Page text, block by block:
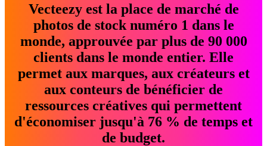
Vecteezy est la place de marché de
photos de stock numéro 1 dans le
monde, approuvée par plus de 90 000
clients dans le monde entier. Elle
permet aux marques, aux créateurs et
aux conteurs de bénéficier de
ressources créatives qui permettent
d'économiser jusqu'à 76 % de temps et
de budget.